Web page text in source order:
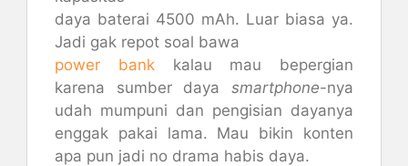
daya baterai 4500 mAh. Luar biasa ya.
Jadi gak repot soal bawa
power bankkalau mau bepergian
karena sumber daya smartphone-nya
udah mumpuni dan pengisian dayanya
enggak pakai lama. Mau bikin konten
apa pun jadi no drama habis daya.